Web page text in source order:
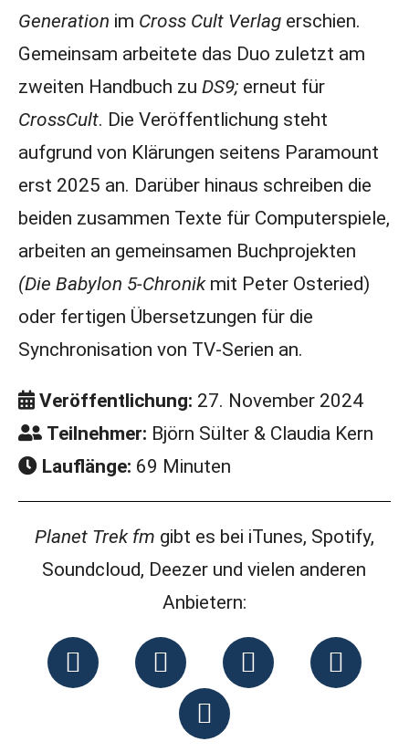
Generation im Cross Cult Verlagerschien.
Gemeinsam arbeitete das Duo zuletzt am
zweiten Handbuch zu DS9;erneut für
CrossCult. Die Veröffentlichung steht
aufgrund von Klärungen seitens Paramount
erst 2025 an. Darüber hinaus schreiben die
beiden zusammen Texte für Computerspiele,
arbeiten an gemeinsamen Buchprojekten
(Die Babylon 5-Chronikmit Peter Osteried)
oder fertigen Übersetzungen für die
Synchronisation von TV-Serien an.
Veröffentlichung: 27. November 2024
Teilnehmer: Björn Sülter & Claudia Kern
Lauflänge: 69 Minuten
Planet Trek fm gibt es bei iTunes, Spotify,
Soundcloud, Deezer und vielen anderen
Anbietern: